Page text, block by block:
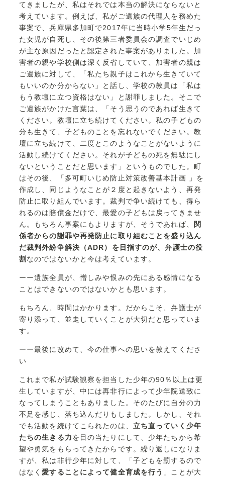
てきましたが、私はそれでは本当の解決にならないと
考えています。例えば、私がご遺族の代理人を務めた
事案で、兵庫県多加町で2017年に当時小学5年生だっ
た女児が自死し、その後第三者委員会の調査でいじめ
が主な原因だったと認定された事案がありました。加
害者の親や学校側は深く反省していて、加害者の親は
ご遺族に対して、「私たち親子はこれから生きていて
もいいのか分からない」と話し、学校の教員は「私は
もう教壇に立つ資格はない」と謝罪しました。そこで
ご遺族がかけた言葉は、「そう思うのであれば生きて
ください。教壇に立ち続けてください。私の子どもの
分も生きて、子どものことを忘れないでください。教
壇に立ち続けて、二度とこのようなことがないように
活動し続けてください。それが子どもの死を無駄にし
ないということだと思います」というものでした。町
はその後、「多可町いじめ防止対策改善基本計画 」を
作成し、同じようなことが２度と起きないよう、再発
防止に取り組んでいます。裁判で争い続けても、得ら
れるのは賠償金だけで、最愛の子どもは戻ってきませ
ん。もちろん事案にもよりますが、そうであれば、
関
係者からの謝罪や再発防止に取り組むことを盛り込ん
だ裁判外紛争解決（ADR）を目指すのが、弁護士の役
割 なのではないかと今は考えています。
ーー遺族全員が、憎しみや恨みの先にある感情になる
ことはできないのではないかとも思います。
もちろん、時間はかかります。だからこそ、弁護士が
寄り添って、並走していくことが大切だと思っていま
す。
ーー最後に改めて、今の仕事への思いを教えてくださ
い
これまで私が試験観察を担当した少年の90％以上は更
生していますが、中には再非行によって少年院送致に
なってしまうこともありました。そのたびに自分の力
不足を感じ、落ち込んだりもしました。しかし、それ
でも活動を続けてこられたのは、 立ち直っていく少年
たちの生きる力を目の当たりにして、少年たちから希
望や勇気をもらってきたからです。繰り返しになりま
すが、私は非行少年に対して、「子どもを罰するので
はなく愛することによって健全育成を行う 」ことが大